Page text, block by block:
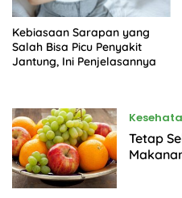
Kebiasaan Sarapan yang
Salah Bisa Picu Penyakit
Jantung, Ini Penjelasannya
Tetap